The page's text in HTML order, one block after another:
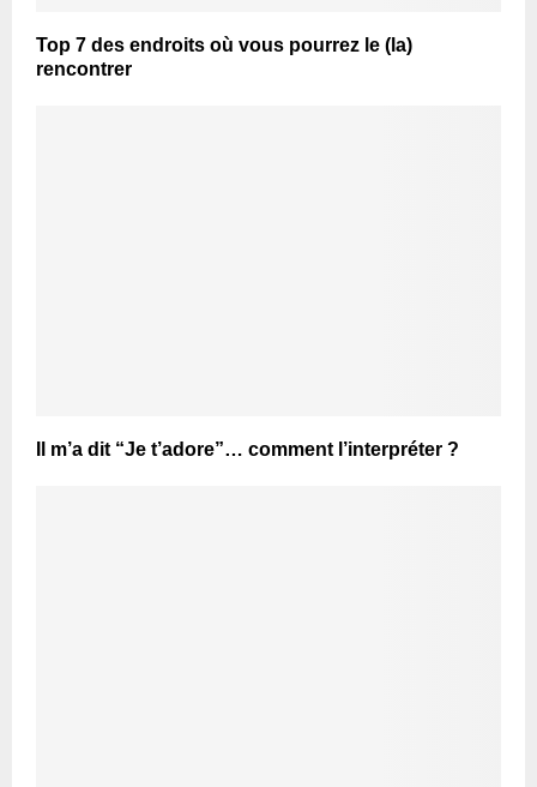
Top 7 des endroits où vous pourrez le (la)
rencontrer
Il m’a dit “Je t’adore”… comment l’interpréter ?